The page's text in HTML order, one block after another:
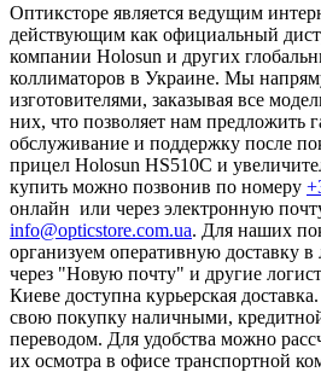
Оптиксторе является ведущим
действующим как официальный
компании Holosun и других
коллиматоров в Украине. Мы
изготовителями, заказывая все
них, что позволяет нам предложить
обслуживание и поддержку после
прицел Holosun HS510C и
купить можно позвонив по номеру
онлайн или через электронную
info@opticstore.com.ua. Для наших
организуем оперативную доставку
через "Новую почту" и другие
Киеве доступна курьерская
свою покупку наличными,
переводом. Для удобства можно
их осмотра в офисе транспортной